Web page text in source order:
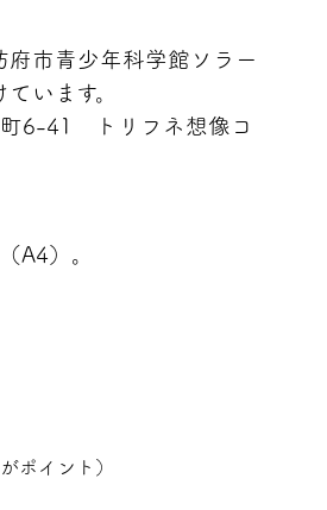
市青少年科学館ソラー
います。
6-41 トリフネ想像コ
A4）。
ポイント）